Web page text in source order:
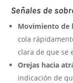
Señales de
Movimiento de
cola
clara de que se
Orejas hacia
indicación de